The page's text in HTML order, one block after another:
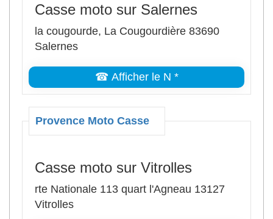
Casse moto sur Salernes
la cougourde, La Cougourdière 83690
Salernes
☎ Afficher le N *
Provence Moto Casse
Casse moto sur Vitrolles
rte Nationale 113 quart l'Agneau 13127
Vitrolles